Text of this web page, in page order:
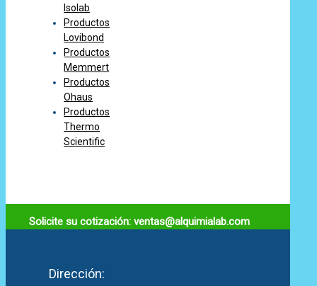
Isolab
Productos
Lovibond
Productos
Memmert
Productos
Ohaus
Productos
Thermo
Scientific
Solicite su cotización: ventas@alquimialab.com
Dirección: